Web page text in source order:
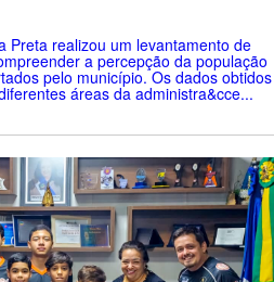
Preta realizou um levantamento de
a percepção da população
pelo município. Os dados obtidos
áreas da administra&cce...